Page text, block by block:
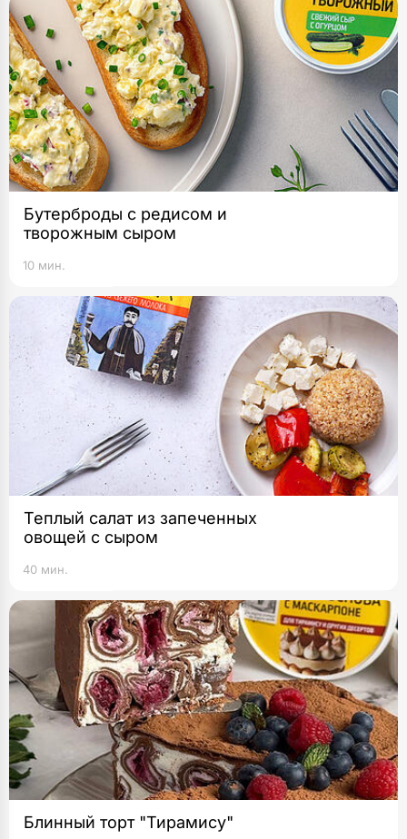
Бутерброды с редисом и
творожным сыром
10 мин.
Теплый салат из запеченных
овощей с сыром
40 мин.
Блинный торт "Тирамису"